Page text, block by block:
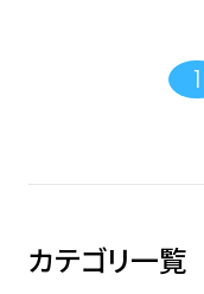
1
カテゴリ一覧